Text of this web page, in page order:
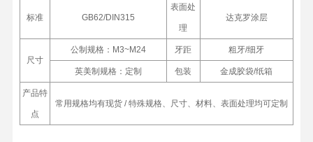
标准 GB62/DIN315
表面处
理
达克罗涂层
尺寸
公制规格：M3~M24 牙距 粗牙/细牙
英美制规格：定制 包装 金成胶袋/纸箱
产品特
点
常用规格均有现货 / 特殊规格、尺寸、材料、表面处理均可定制